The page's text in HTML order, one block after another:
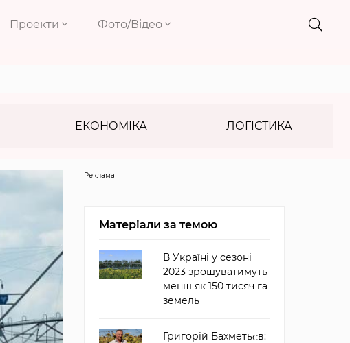
Проекти Фото/Відео
ЕКОНОМІКА ЛОГІСТИКА
Реклама
Матеріали за темою
В Україні у сезоні
2023 зрошуватимуть
менш як 150 тисяч га
земель
Григорій Бахметьєв: